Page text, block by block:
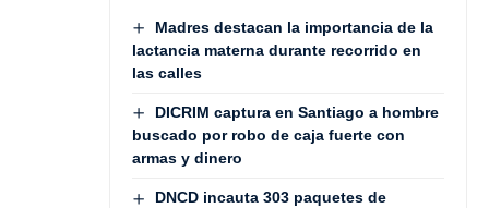
Madres destacan la importancia de la
lactancia materna durante recorrido en
las calles
DICRIM captura en Santiago a hombre
buscado por robo de caja fuerte con
armas y dinero
DNCD incauta 303 paquetes de